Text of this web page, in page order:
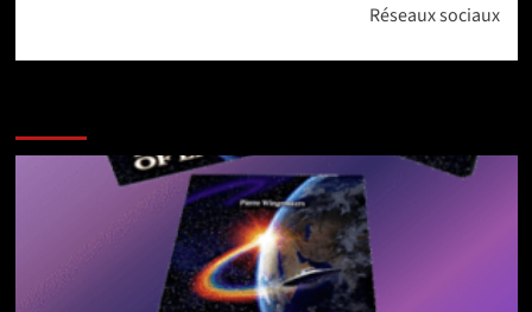
Réseaux sociaux